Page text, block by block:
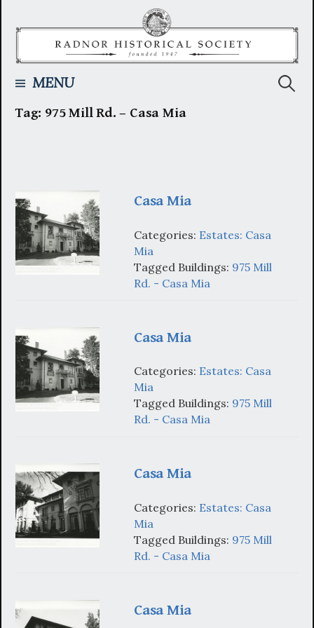
MENU
Tag: 975 Mill Rd. – Casa Mia
Casa Mia
Categories: Estates: Casa
Mia
Tagged Buildings: 975 Mill
Rd. - Casa Mia
Casa Mia
Categories: Estates: Casa
Mia
Tagged Buildings: 975 Mill
Rd. - Casa Mia
Casa Mia
Categories: Estates: Casa
Mia
Tagged Buildings: 975 Mill
Rd. - Casa Mia
Casa Mia